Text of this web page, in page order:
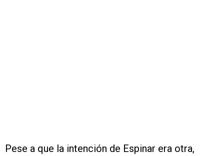
Pese a que la intención de Espinar era otra,